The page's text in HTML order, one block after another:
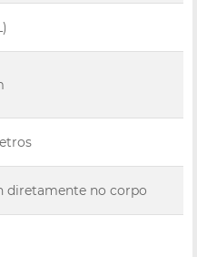
diretamente no corpo